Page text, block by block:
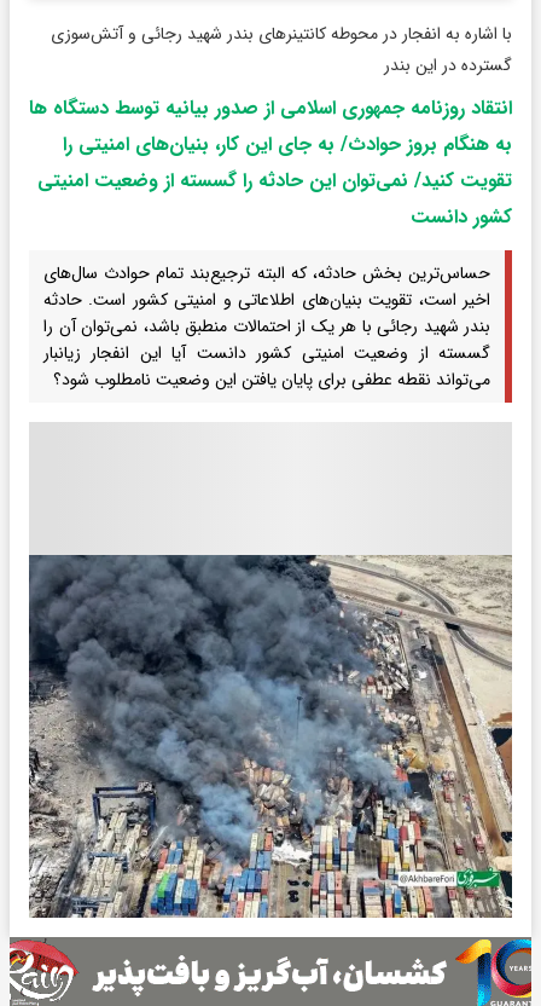
با اشاره به انفجار در محوطه کانتینرهای بندر شهید رجائی و آتش‌سوزی
گسترده در این بندر
انتقاد روزنامه جمهوری اسلامی از صدور بیانیه توسط دستگاه‌ ها
به‌ هنگام بروز حوادث/ به‌ جای این کار، بنیان‌های امنیتی را
تقویت کنید/ نمی‌توان این حادثه را گسسته از وضعیت امنیتی
کشور دانست
حساس‌ترین بخش‌ حادثه، که البته ترجیع‌بند تمام حوادث سال‌های
اخیر است، تقویت بنیان‌های اطلاعاتی و امنیتی کشور است. حادثه
بندر شهید رجائی با هر یک از احتمالات منطبق باشد، نمی‌توان آن را
گسسته از وضعیت امنیتی کشور دانست آیا این انفجار زیانبار
می‌تواند نقطه عطفی برای پایان یافتن این وضعیت نامطلوب شود؟